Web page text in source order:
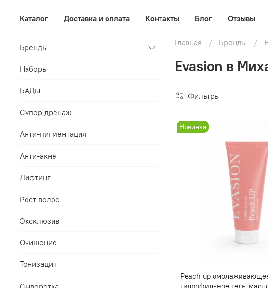
Каталог Доставка и оплата Контакты Блог Отзывы
Главная Бренды
Evasion в
Фильтры
Новинка
Peach up
гидрофильное гель-
В корзину
В корзину
Бренды
Наборы
БАДы
Супер дренаж
Анти-пигментация
Анти-акне
Лифтинг
Рост волос
Эксклюзив
Очищение
Тонизация
Сыворотка